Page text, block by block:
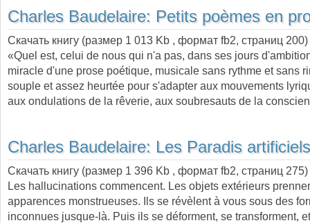
Charles Baudelaire: Petits poèmes en
Скачать книгу (размер 1 013 Kb , формат fb2, страниц 200
«Quel est, celui de nous qui n'a pas, dans ses jours
miracle d'une prose poétique, musicale sans rythme et sans
souple et assez heurtée pour s'adapter aux mouvements
aux ondulations de la rêverie, aux soubresauts de la
Charles Baudelaire: Les Paradis artificiels
Скачать книгу (размер 1 396 Kb , формат fb2, страниц 275
Les hallucinations commencent. Les objets extérieurs
apparences monstrueuses. Ils se révèlent à vous sous des
inconnues jusque-là. Puis ils se déforment, se transforment,